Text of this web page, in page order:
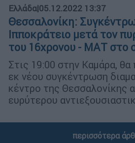
Ελλάδα|05.12.2022 13:37
Θεσσαλονίκη:
Ιπποκράτειο μετά τον
του 16χρονου - ΜΑΤ στο
Στις 19:00 στην Καμάρα, θα
εκ νέου συγκέντρωση
κέντρο της Θεσσαλονίκης
ευρύτερου
περισσότερα